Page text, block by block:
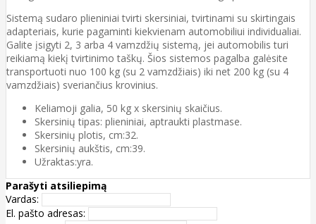
Sistemą sudaro plieniniai tvirti skersiniai, tvirtinami su skirtingais
adapteriais, kurie pagaminti kiekvienam automobiliui individualiai.
Galite įsigyti 2, 3 arba 4 vamzdžių sistemą, jei automobilis turi
reikiamą kiekį tvirtinimo taškų. Šios sistemos pagalba galėsite
transportuoti nuo 100 kg (su 2 vamzdžiais) iki net 200 kg (su 4
vamzdžiais) sveriančius krovinius.
Keliamoji galia, 50 kg x skersinių skaičius.
Skersinių tipas: plieniniai, aptraukti plastmase.
Skersinių plotis, cm:32.
Skersinių aukštis, cm:39.
Užraktas:yra.
Parašyti atsiliepimą
Vardas:
El. pašto adresas: